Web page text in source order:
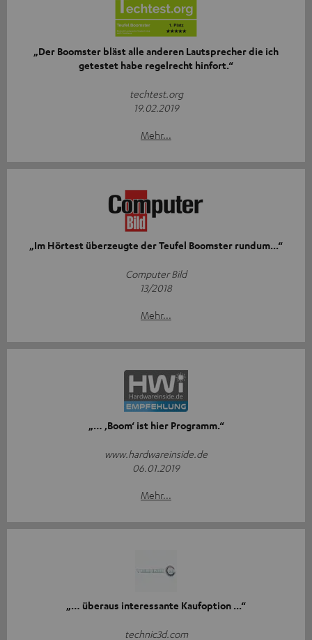
„Der Boomster bläst alle anderen Lautsprecher die ich
getestet habe regelrecht hinfort.“
techtest.org
19.02.2019
Mehr...
„Im Hörtest überzeugte der Teufel Boomster rundum...“
Computer Bild
13/2018
Mehr...
„… ‚Boom‘ ist hier Programm.“
www.hardwareinside.de
06.01.2019
Mehr...
„… überaus interessante Kaufoption ...“
technic3d.com